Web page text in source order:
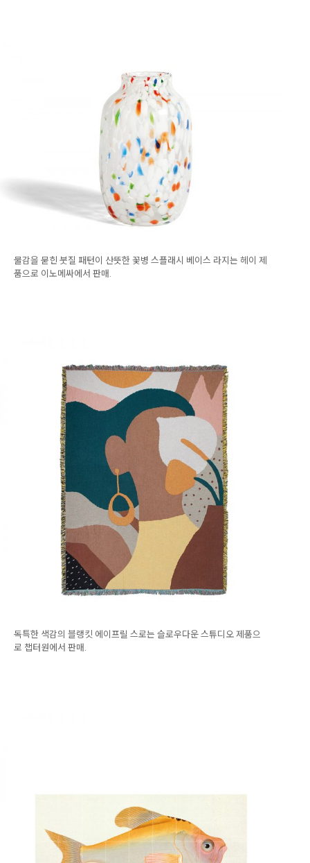
물감을 묻힌 붓질 패턴이 산뜻한 꽃병 스플래시 베이스 라지는 헤이 제
품으로 이노메싸에서 판매.
독특한 색감의 블랭킷 에이프릴 스로는 슬로우다운 스튜디오 제품으
로 챕터원에서 판매.